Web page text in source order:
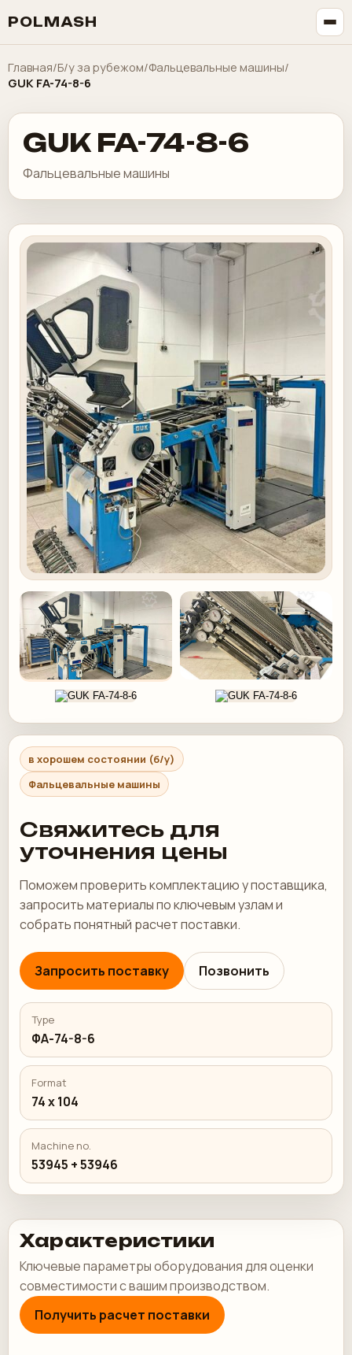
POLMASH
Главная/Б/у за рубежом/Фальцевальные машины/
GUK FA-74-8-6
GUK FA-74-8-6
Фальцевальные машины
в хорошем состоянии (б/у)
Фальцевальные машины
Свяжитесь для
уточнения цены
Поможем проверить комплектацию у поставщика,
запросить материалы по ключевым узлам и
собрать понятный расчет поставки.
Запросить поставку Позвонить
Type
ФА-74-8-6
Format
74 x 104
Machine no.
53945 + 53946
Характеристики
Ключевые параметры оборудования для оценки
совместимости с вашим производством.
Получить расчет поставки